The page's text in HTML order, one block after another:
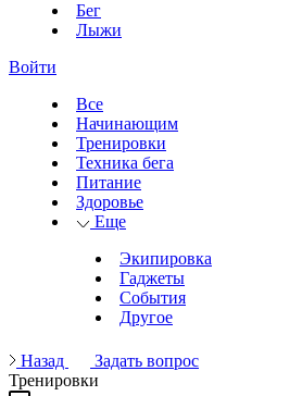
Бег
Лыжи
Войти
Все
Начинающим
Тренировки
Техника бега
Питание
Здоровье
Еще
Экипировка
Гаджеты
События
Другое
Назад
Задать вопрос
Тренировки